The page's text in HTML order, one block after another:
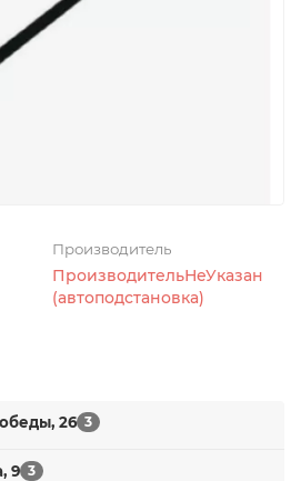
Производитель
ПроизводительНеУказан
(автоподстановка)
26 3
9 3